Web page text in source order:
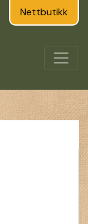
Nettbutikk